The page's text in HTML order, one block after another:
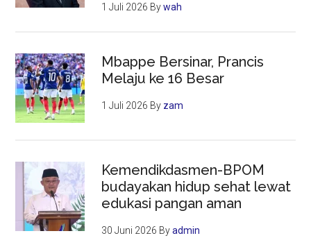
1 Juli 2026 Bywah
Mbappe Bersinar, Prancis
Melaju ke 16 Besar
1 Juli 2026 By zam
Kemendikdasmen-BPOM
budayakan hidup sehat lewat
edukasi pangan aman
30 Juni 2026 Byadmin